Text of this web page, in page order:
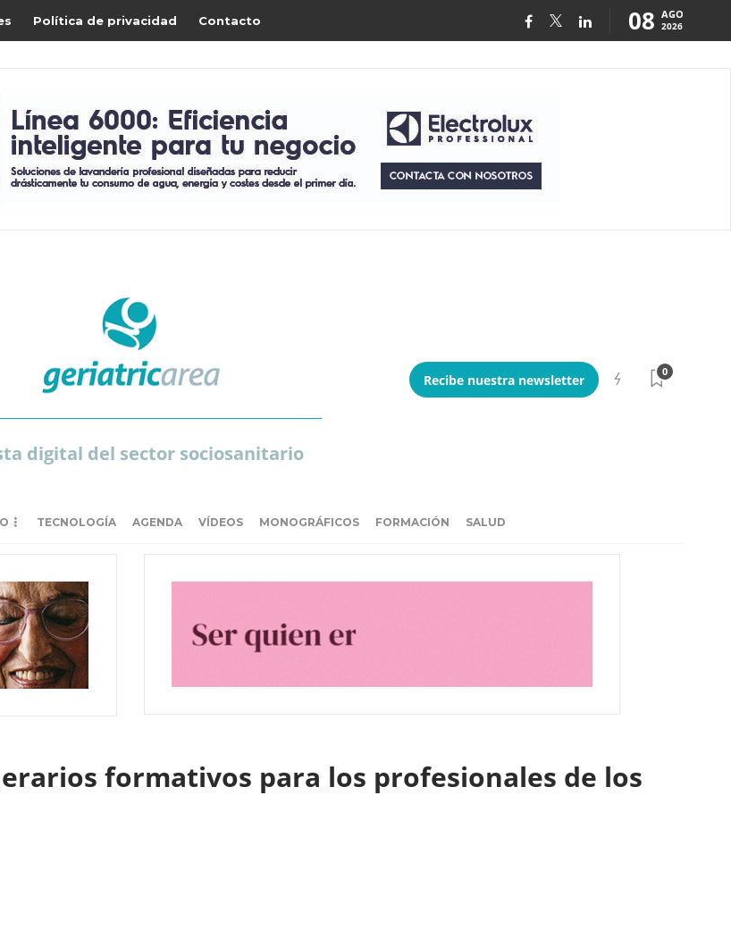
Política de privacidad Contacto 08 AGO
2026
digital del sector sociosanitario
Recibe nuestra newsletter
0
TECNOLOGÍA AGENDA VÍDEOS MONOGRÁFICOS FORMACIÓN SALUD
formativos para los profesionales de los